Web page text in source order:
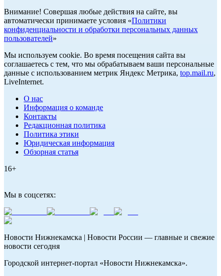
Внимание! Совершая любые действия на сайте, вы
автоматически принимаете условия «Политики
конфиденциальности и обработки персональных данных
пользователей»
Мы используем cookie. Во время посещения сайта вы
соглашаетесь с тем, что мы обрабатываем ваши персональные
данные с использованием метрик Яндекс Метрика, top.mail.ru,
LiveInternet.
О нас
Информация о команде
Контакты
Редакционная политика
Политика этики
Юридическая информация
Обзорная статья
16+
Мы в соцсетях:
Новости Нижнекамска | Новости России — главные и свежие
новости сегодня
Городской интернет-портал «Новости Нижнекамска».